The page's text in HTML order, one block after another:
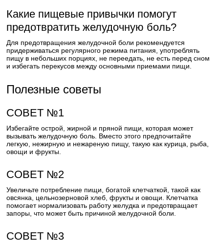
Какие пищевые привычки помогут
предотвратить желудочную боль?
Для предотвращения желудочной боли рекомендуется
придерживаться регулярного режима питания, употреблять
пищу в небольших порциях, не переедать, не есть перед сном
и избегать перекусов между основными приемами пищи.
Полезные советы
СОВЕТ №1
Избегайте острой, жирной и пряной пищи, которая может
вызывать желудочную боль. Вместо этого предпочитайте
легкую, нежирную и нежареную пищу, такую как курица, рыба,
овощи и фрукты.
СОВЕТ №2
Увеличьте потребление пищи, богатой клетчаткой, такой как
овсянка, цельнозерновой хлеб, фрукты и овощи. Клетчатка
помогает нормализовать работу желудка и предотвращает
запоры, что может быть причиной желудочной боли.
СОВЕТ №3